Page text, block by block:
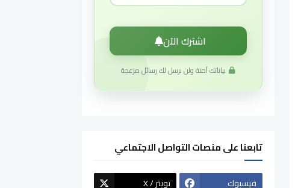
اشترك الآن
بياناتك آمنة ولن نرسل لك رسائل مزعجة
تابعنا على منصات التواصل الاجتماعي
فيسبوك X / تويتر